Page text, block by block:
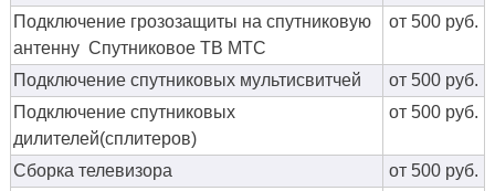
Подключение грозозащиты на спутниковую
антенну Спутниковое ТВ МТС
от 500 руб.
Подключение спутниковых мультисвитчей
от 500 руб.
Подключение спутниковых
дилителей(сплитеров)
от 500 руб.
Сборка телевизора
от 500 руб.